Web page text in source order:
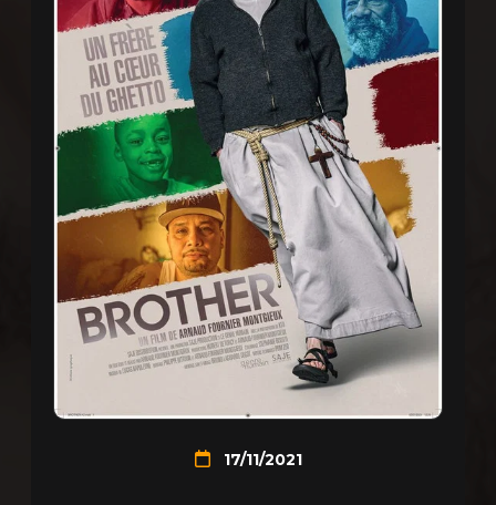
17/11/2021